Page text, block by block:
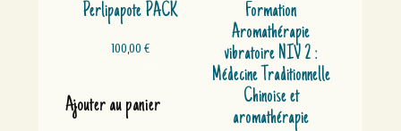
Perlipapote PACK
100,00 €
Ajouter au panier
Formation
Aromathérapie
vibratoire NIV 2 :
Médecine Traditionnelle
Chinoise et
aromathérapie